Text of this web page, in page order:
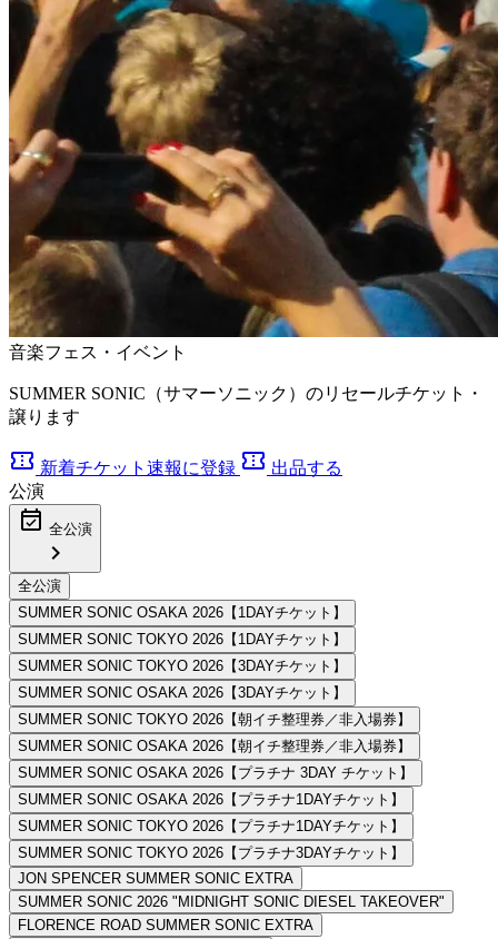
音楽フェス・イベント
SUMMER SONIC（サマーソニック）のリセールチケット・
譲ります
confirmation_number 新着チケット速報に登録 confirmation_number 出品する
公演
event_available 全公演
chevron_right